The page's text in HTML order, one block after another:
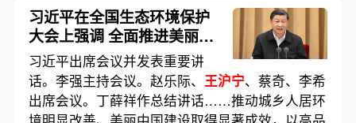
习近平在全国生态环境保护
大会上强调 全面推进美丽中
国建设 加快推进人与自然和
谐共生的现代化
习近平出席会议并发表重要讲
话。李强主持会议。赵乐际、 王沪宁、蔡奇、李希
出席会议。丁薛祥作总结讲话……推动城乡人居环